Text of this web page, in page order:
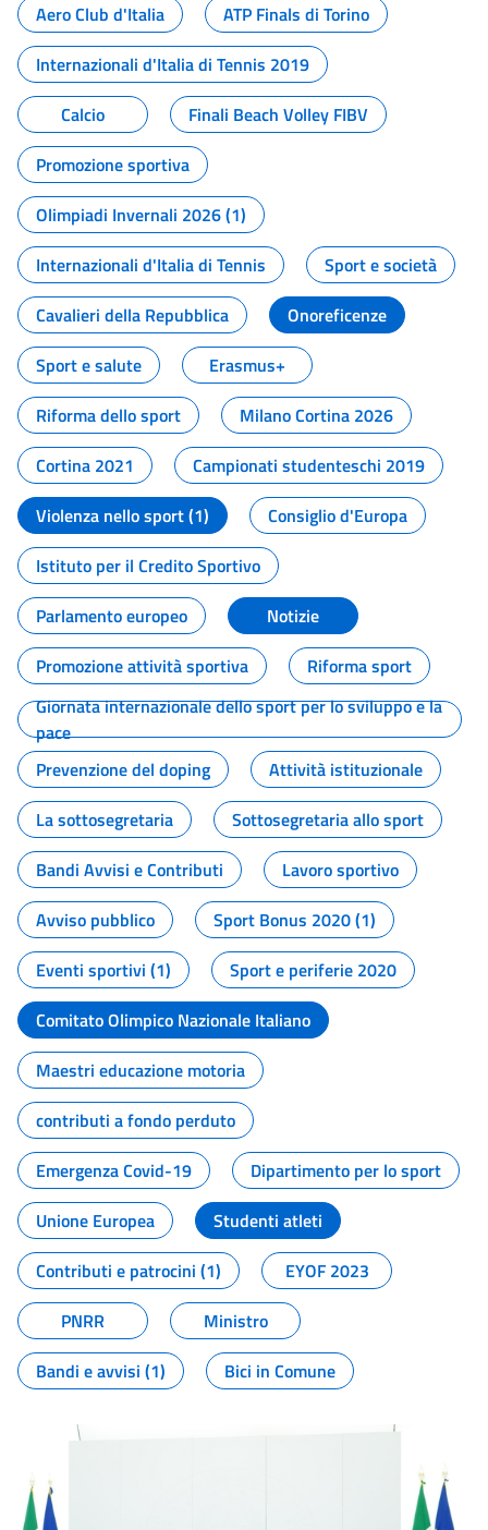
Aero Club d'Italia
ATP Finals di Torino
Internazionali d'Italia di Tennis 2019
Calcio
Finali Beach Volley FIBV
Promozione sportiva
Olimpiadi Invernali 2026 (1)
Internazionali d'Italia di Tennis
Sport e società
Cavalieri della Repubblica
Onoreficenze
Sport e salute
Erasmus+
Riforma dello sport
Milano Cortina 2026
Cortina 2021
Campionati studenteschi 2019
Violenza nello sport (1)
Consiglio d'Europa
Istituto per il Credito Sportivo
Parlamento europeo
Notizie
Promozione attività sportiva
Riforma sport
Giornata internazionale dello sport per lo sviluppo e la
pace
Prevenzione del doping
Attività istituzionale
La sottosegretaria
Sottosegretaria allo sport
Bandi Avvisi e Contributi
Lavoro sportivo
Avviso pubblico
Sport Bonus 2020 (1)
Eventi sportivi (1)
Sport e periferie 2020
Comitato Olimpico Nazionale Italiano
Maestri educazione motoria
contributi a fondo perduto
Emergenza Covid-19
Dipartimento per lo sport
Unione Europea
Studenti atleti
Contributi e patrocini (1)
EYOF 2023
PNRR
Ministro
Bandi e avvisi (1)
Bici in Comune